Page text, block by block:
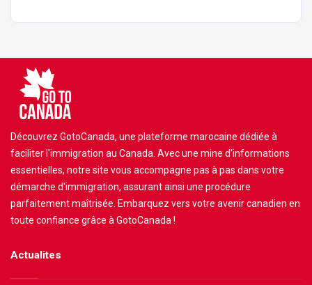
Découvrez GotoCanada, une plateforme marocaine dédiée à
faciliter l'immigration au Canada. Avec une mine d'informations
essentielles, notre site vous accompagne pas à pas dans votre
démarche d'immigration, assurant ainsi une procédure
parfaitement maîtrisée. Embarquez vers votre avenir canadien en
toute confiance grâce à GotoCanada !
Actualites